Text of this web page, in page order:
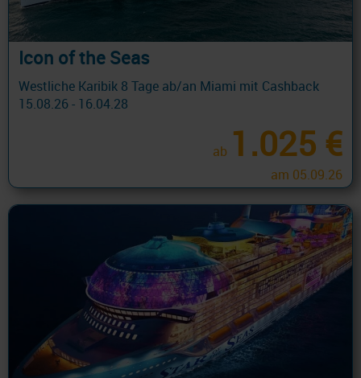
Icon of the Seas
Westliche Karibik 8 Tage ab/an Miami mit Cashback
15.08.26 - 16.04.28
ab 1.025 €
am 05.09.26